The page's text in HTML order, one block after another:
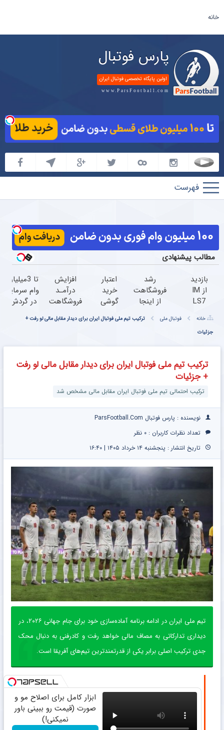
خانه
پارس فوتبال
اولین پایگاه تخصصی فوتبال ایران
www.ParsFootball.com
پارس
فوتبال
مطالب پیشنهادی
بازدید
از IM
LS7
ترین
شاسی
بلند
ایران
در
باشگاه
رشد
فروشگاهت
از اینجا
می‌شه،
بیشتر،
اعتبار
خرید
گوشی
همین
درخواست
افزایش
درآمـد
فروشگاهت
کن
تا 3میلیارد
وام سرمایه
در گردش
=>
رو ثبت
خانه فوتبال ملی
ترکیب تیم ملی فوتبال ایران برای دیدار مقابل مالی لو رفت +
جزئیات
ترکیب تیم ملی فوتبال ایران برای دیدار مقابل مالی لو رفت
+ جزئیات
ترکیب احتمالی تیم ملی فوتبال ایران مقابل مالی مشخص شد
نویسنده : پارس فوتبال ParsFootball.Com
تعداد نظرات کاربران : ۰ نظر
تاریخ انتشار : پنجشنبه ۱۴ خرداد ۱۴۰۵ | ۱۶:۴۰
تیم ملی ایران در ادامه برنامه آماده‌سازی خود برای جام جهانی ۲۰۲۶، در
دیداری تدارکاتی به مصاف مالی خواهد رفت و کادرفنی به دنبال محک
جدی ترکیب اصلی برابر یکی از قدرتمندترین تیم‌های آفریقا است.
ابزار کامل برای اصلاح مو و
صورت (قیمت رو ببینی باور
نمیکنی!)